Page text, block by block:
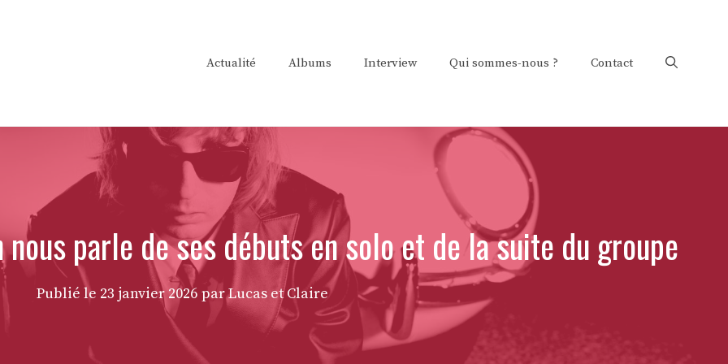
Actualité Albums Interview Qui sommes-nous ? Contact
nous parle de ses débuts en solo et de la suite du groupe
Publié le 23 janvier 2026 par Lucas et Claire